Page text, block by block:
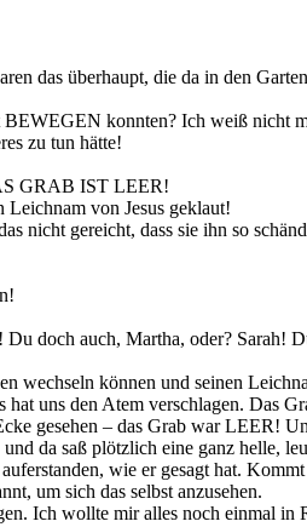
das überhaupt, die da in den
konnten? Ich weiß nicht
zu tun hätte!
GRAB IST LEER!
von Jesus geklaut!
nicht gereicht, dass sie ihn so
doch auch, Martha, oder? Sarah!
können und seinen
uns den Atem verschlagen. Das
gesehen – das Grab war LEER!
da saß plötzlich eine ganz helle,
wie er gesagt hat.
um sich das selbst anzusehen.
Ich wollte mir alles noch einmal